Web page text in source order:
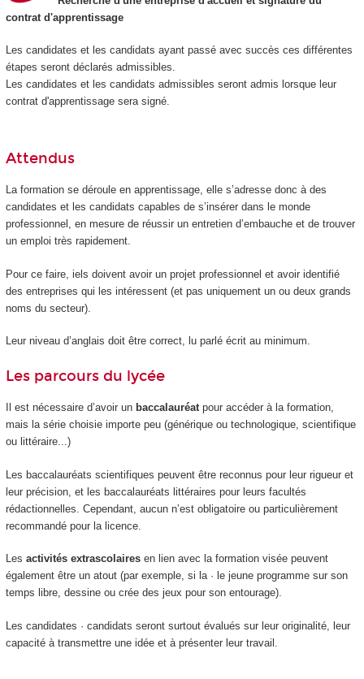
contrat d'apprentissage
Les candidates et les candidats ayant passé avec succès ces différentes
étapes seront déclarés admissibles.
Les candidates et les candidats admissibles seront admis lorsque leur
contrat d'apprentissage sera signé.
Attendus
La formation se déroule en apprentissage, elle s’adresse donc à des
candidates et les candidats capables de s’insérer dans le monde
professionnel, en mesure de réussir un entretien d’embauche et de trouver
un emploi très rapidement.
Pour ce faire, iels doivent avoir un projet professionnel et avoir identifié
des entreprises qui les intéressent (et pas uniquement un ou deux grands
noms du secteur).
Leur niveau d’anglais doit être correct, lu parlé écrit au minimum.
Les parcours du lycée
Il est nécessaire d’avoir un baccalauréat pour accéder à la formation,
mais la série choisie importe peu (générique ou technologique, scientifique
ou littéraire...)
Les baccalauréats scientifiques peuvent être reconnus pour leur rigueur et
leur précision, et les baccalauréats littéraires pour leurs facultés
rédactionnelles. Cependant, aucun n’est obligatoire ou particulièrement
recommandé pour la licence.
Les activités extrascolairesen lien avec la formation visée peuvent
également être un atout (par exemple, si la · le jeune programme sur son
temps libre, dessine ou crée des jeux pour son entourage).
Les candidates · candidats seront surtout évalués sur leur originalité, leur
capacité à transmettre une idée et à présenter leur travail.